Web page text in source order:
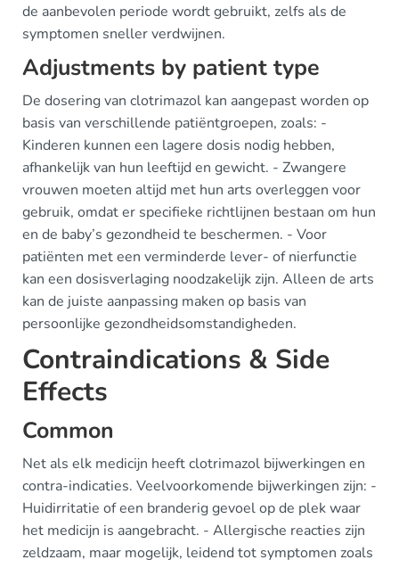
de aanbevolen periode wordt gebruikt, zelfs als de
symptomen sneller verdwijnen.
Adjustments by patient type
De dosering van clotrimazol kan aangepast worden op
basis van verschillende patiëntgroepen, zoals: -
Kinderen kunnen een lagere dosis nodig hebben,
afhankelijk van hun leeftijd en gewicht. - Zwangere
vrouwen moeten altijd met hun arts overleggen voor
gebruik, omdat er specifieke richtlijnen bestaan om hun
en de baby’s gezondheid te beschermen. - Voor
patiënten met een verminderde lever- of nierfunctie
kan een dosisverlaging noodzakelijk zijn. Alleen de arts
kan de juiste aanpassing maken op basis van
persoonlijke gezondheidsomstandigheden.
Contraindications & Side
Effects
Common
Net als elk medicijn heeft clotrimazol bijwerkingen en
contra-indicaties. Veelvoorkomende bijwerkingen zijn: -
Huidirritatie of een branderig gevoel op de plek waar
het medicijn is aangebracht. - Allergische reacties zijn
zeldzaam, maar mogelijk, leidend tot symptomen zoals